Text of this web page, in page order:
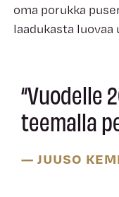
oma porukka
laadukasta luovaa
“Vuodelle
teemalla
— JUUSO